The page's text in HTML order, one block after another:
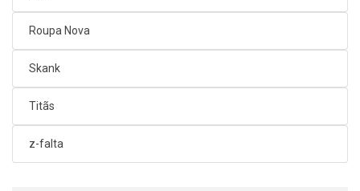
Roupa Nova
Skank
Titãs
z-falta